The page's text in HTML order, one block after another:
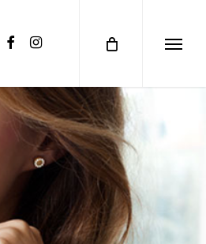
facebookinstagram Menu